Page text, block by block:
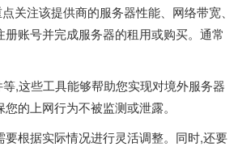
关注该提供商的服务器性能、网络带宽、
账号并完成服务器的租用或购买。通常
,这些工具能够帮助您实现对境外服务器
的上网行为不被监测或泄露。
根据实际情况进行灵活调整。同时,还要